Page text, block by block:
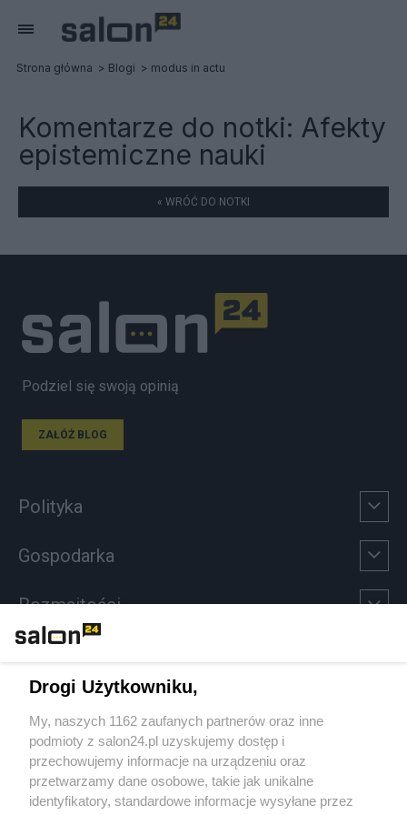
Strona główna Blogi modus in actu
Komentarze do notki: Afekty
epistemiczne nauki
« WRÓĆ DO NOTKI
Podziel się swoją opinią
ZAŁÓŻ BLOG
Polityka
Gospodarka
Rozmaitości
Sport
Społeczeństwo
Kultura
Drogi Użytkowniku,
My, naszych 1162 zaufanych partnerów oraz inne
podmioty z salon24.pl uzyskujemy dostęp i
przechowujemy informacje na urządzeniu oraz
przetwarzamy dane osobowe, takie jak unikalne
identyfikatory, standardowe informacje wysyłane przez